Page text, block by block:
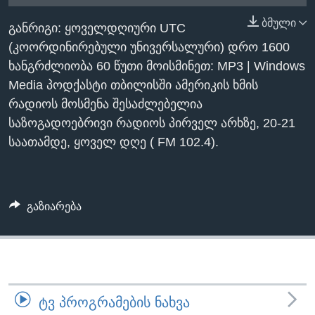
ᲯᲐᲜᲛᲠᲗᲔᲚᲝᲑᲐ
ᲛᲔᲪᲜᲘᲔᲠᲔᲑᲐ
ᲘᲜᲢᲔᲠᲕᲘᲣ
ᲙᲣᲚᲢᲣᲠᲐ
ᲒᲐᲚᲘᲚᲔᲝ
Learning English
ᲗᲕᲐᲚᲘ ᲒᲕᲐᲓᲔᲕᲜᲔᲗ
ენები
ბმული
განრიგი: ყოველდღიური UTC
(კოორდინირებული უნივერსალური) დრო 1600
ხანგრძლიობა 60 წუთი მოისმინეთ: MP3 | Windows
Media პოდქასტი თბილისში ამერიკის ხმის
რადიოს მოსმენა შესაძლებელია
საზოგადოებრივი რადიოს პირველ არხზე, 20-21
საათამდე, ყოველ დღე ( FM 102.4).
გაზიარება
ᲢᲕ ᲞᲠᲝᲒᲠᲐᲛᲔᲑᲘᲡ ᲜᲐᲮᲕᲐ